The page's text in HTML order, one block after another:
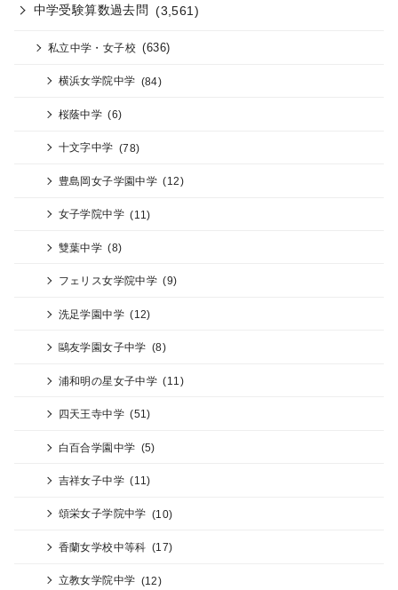
中学受験算数過去問 (3,561)
私立中学・女子校 (636)
横浜女学院中学 (84)
桜蔭中学 (6)
十文字中学 (78)
豊島岡女子学園中学 (12)
女子学院中学 (11)
雙葉中学 (8)
フェリス女学院中学 (9)
洗足学園中学 (12)
鷗友学園女子中学 (8)
浦和明の星女子中学 (11)
四天王寺中学 (51)
白百合学園中学 (5)
吉祥女子中学 (11)
頌栄女子学院中学 (10)
香蘭女学校中等科 (17)
立教女学院中学 (12)